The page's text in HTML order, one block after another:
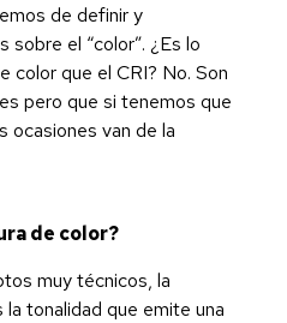
de definir y
el “color”. ¿Es lo
color que el CRI? No. Son
pero que si tenemos que
ocasiones van de la
de color?
muy técnicos, la
tonalidad que emite una